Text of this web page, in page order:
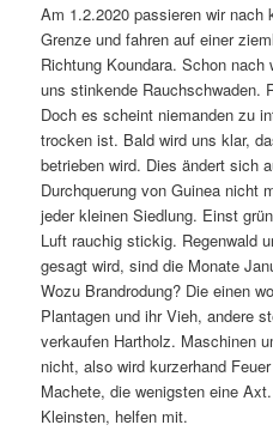
Am 1.2.2020 passieren wir nach
Grenze und fahren auf einer
Richtung Koundara. Schon nach
uns stinkende Rauchschwaden.
Doch es scheint niemanden zu
trocken ist. Bald wird uns klar,
betrieben wird. Dies ändert sich
Durchquerung von Guinea nicht
jeder kleinen Siedlung. Einst
Luft rauchig stickig. Regenwald
gesagt wird, sind die Monate
Wozu Brandrodung? Die einen
Plantagen und ihr Vieh, andere
verkaufen Hartholz. Maschinen
nicht, also wird kurzerhand
Machete, die wenigsten eine
Kleinsten, helfen mit.